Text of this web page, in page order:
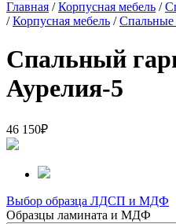
Главная /Корпусная мебель /
/Корпусная мебель /Спальные
Спальный
Аурелия-5
46 150₽
Выбор образца ЛДСП и МДФ
Образцы ламината и МДФ